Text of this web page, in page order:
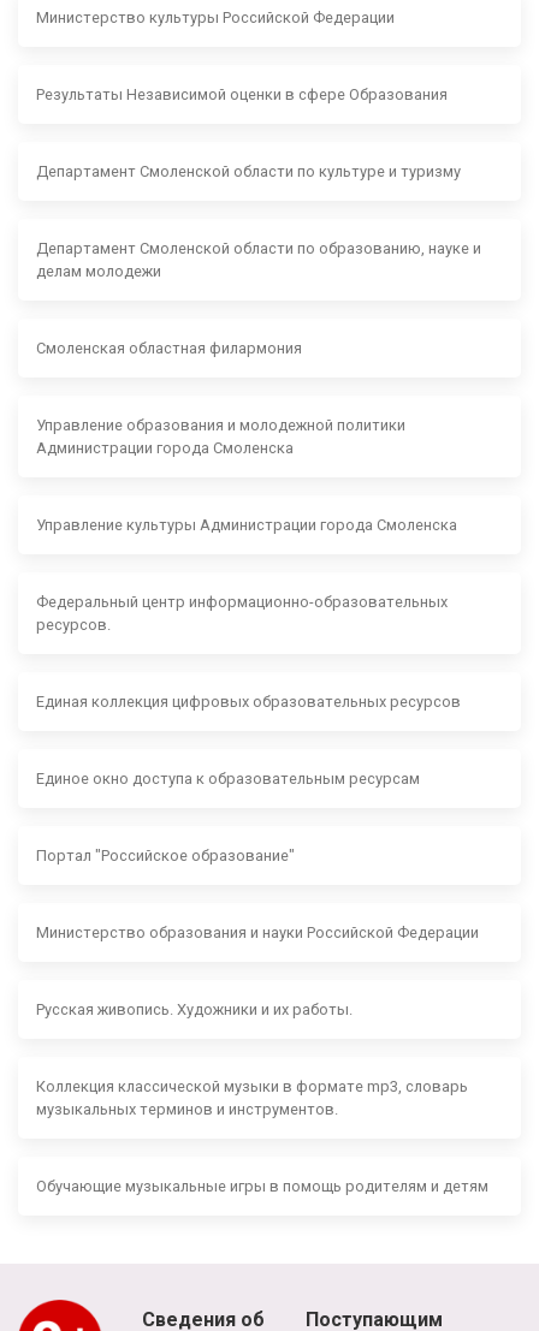
Министерство культуры Российской Федерации
Результаты Независимой оценки в сфере Образования
Департамент Смоленской области по культуре и туризму
Департамент Смоленской области по образованию, науке и
делам молодежи
Смоленская областная филармония
Управление образования и молодежной политики
Администрации города Смоленска
Управление культуры Администрации города Смоленска
Федеральный центр информационно-образовательных
ресурсов.
Единая коллекция цифровых образовательных ресурсов
Единое окно доступа к образовательным ресурсам
Портал "Российское образование"
Министерство образования и науки Российской Федерации
Русская живопись. Художники и их работы.
Коллекция классической музыки в формате mp3, словарь
музыкальных терминов и инструментов.
Обучающие музыкальные игры в помощь родителям и детям
Сведения об Поступающим